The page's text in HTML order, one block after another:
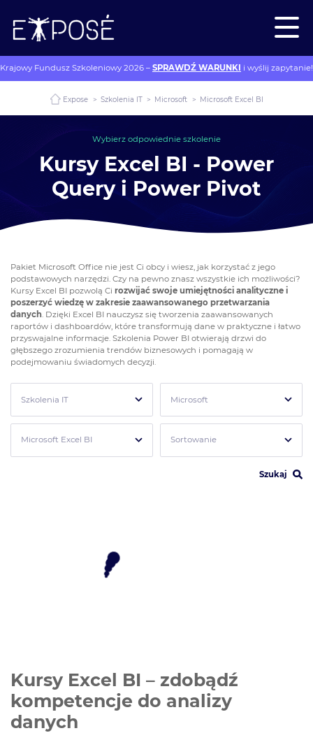
Krajowy Fundusz Szkoleniowy 2026 – SPRAWDŹ WARUNKI i wyślij zapytanie!
Expose > Szkolenia IT > Microsoft > Microsoft Excel BI
Wybierz odpowiednie szkolenie
Kursy Excel BI - Power
Query i Power Pivot
Pakiet Microsoft Office nie jest Ci obcy i wiesz, jak korzystać z jego
podstawowych narzędzi. Czy na pewno znasz wszystkie ich możliwości?
Kursy Excel BI pozwolą Ci rozwijać swoje umiejętności analityczne i
poszerzyć wiedzę w zakresie zaawansowanego przetwarzania
danych . Dzięki Excel BI nauczysz się tworzenia zaawansowanych
raportów i dashboardów, które transformują dane w praktyczne i łatwo
przyswajalne informacje. Szkolenia Power BI otwierają drzwi do
głębszego zrozumienia trendów biznesowych i pomagają w
podejmowaniu świadomych decyzji.
Szkolenia IT Microsoft
Microsoft Excel BI Sortowanie
Szukaj
Kursy Excel BI – zdobądź
kompetencje do analizy
danych